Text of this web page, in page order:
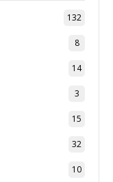
132
8
14
3
15
32
10